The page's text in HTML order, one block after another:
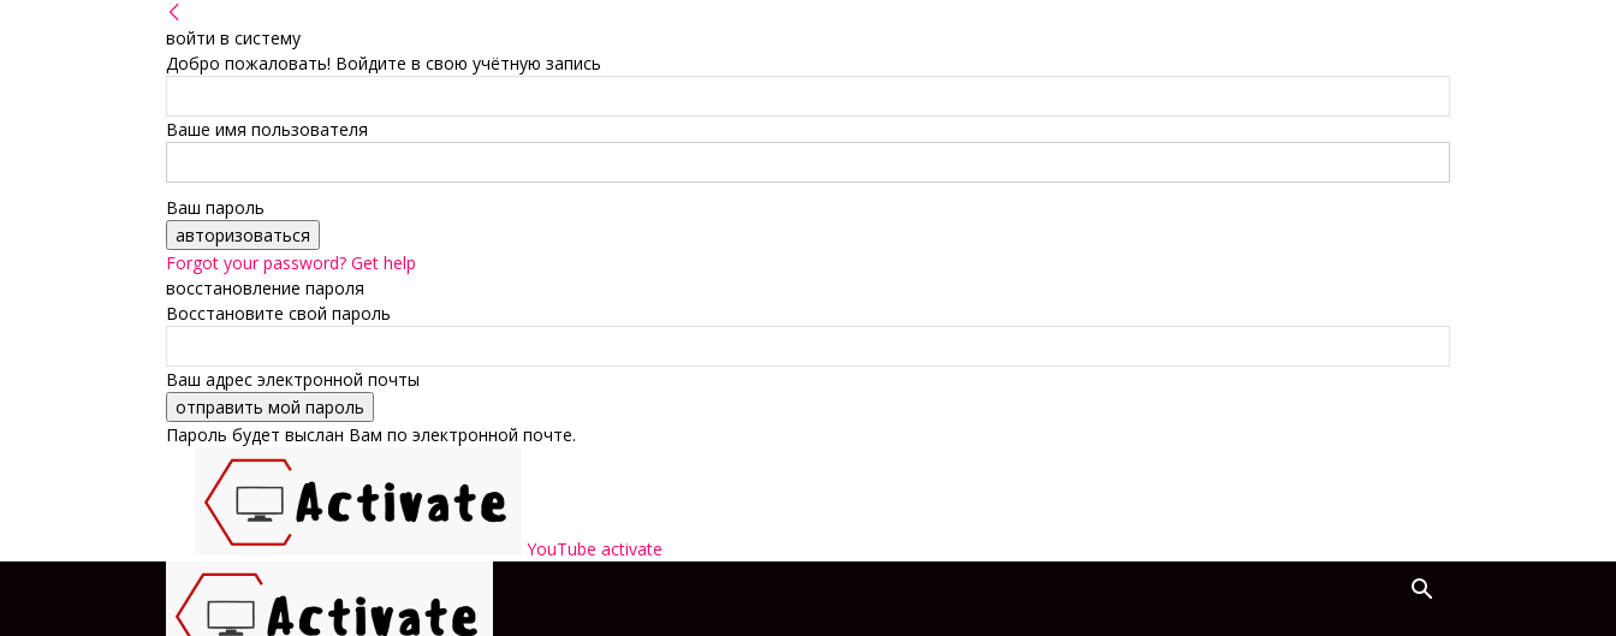
войти в систему
Добро пожаловать! Войдите в свою учётную запись
Ваше имя пользователя
Ваш пароль
Forgot your password? Get help
восстановление пароля
Восстановите свой пароль
Ваш адрес электронной почты
Пароль будет выслан Вам по электронной почте.
YouTube activate